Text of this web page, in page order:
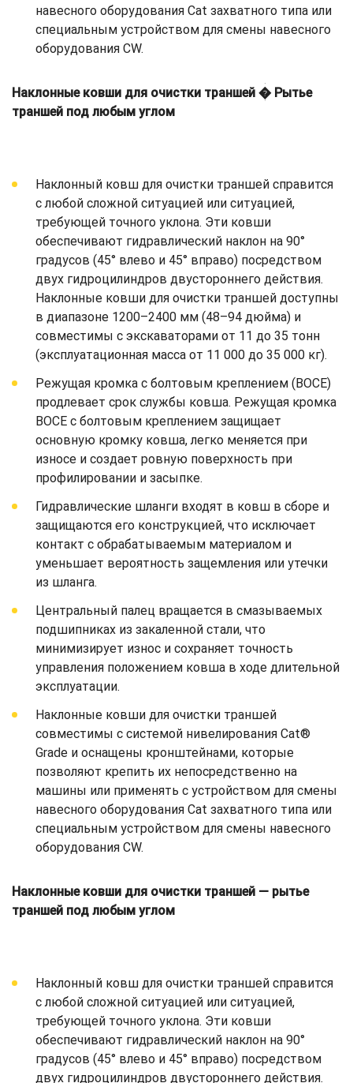
навесного оборудования Cat захватного типа или
специальным устройством для смены навесного
оборудования CW.
Наклонные ковши для очистки траншей � Рытье
траншей под любым углом
Наклонный ковш для очистки траншей справится
с любой сложной ситуацией или ситуацией,
требующей точного уклона. Эти ковши
обеспечивают гидравлический наклон на 90°
градусов (45° влево и 45° вправо) посредством
двух гидроцилиндров двустороннего действия.
Наклонные ковши для очистки траншей доступны
в диапазоне 1200–2400 мм (48–94 дюйма) и
совместимы с экскаваторами от 11 до 35 тонн
(эксплуатационная масса от 11 000 до 35 000 кг).
Режущая кромка с болтовым креплением (BOCE)
продлевает срок службы ковша. Режущая кромка
BOCE с болтовым креплением защищает
основную кромку ковша, легко меняется при
износе и создает ровную поверхность при
профилировании и засыпке.
Гидравлические шланги входят в ковш в сборе и
защищаются его конструкцией, что исключает
контакт с обрабатываемым материалом и
уменьшает вероятность защемления или утечки
из шланга.
Центральный палец вращается в смазываемых
подшипниках из закаленной стали, что
минимизирует износ и сохраняет точность
управления положением ковша в ходе длительной
эксплуатации.
Наклонные ковши для очистки траншей
совместимы с системой нивелирования Cat®
Grade и оснащены кронштейнами, которые
позволяют крепить их непосредственно на
машины или применять с устройством для смены
навесного оборудования Cat захватного типа или
специальным устройством для смены навесного
оборудования CW.
Наклонные ковши для очистки траншей — рытье
траншей под любым углом
Наклонный ковш для очистки траншей справится
с любой сложной ситуацией или ситуацией,
требующей точного уклона. Эти ковши
обеспечивают гидравлический наклон на 90°
градусов (45° влево и 45° вправо) посредством
двух гидроцилиндров двустороннего действия.